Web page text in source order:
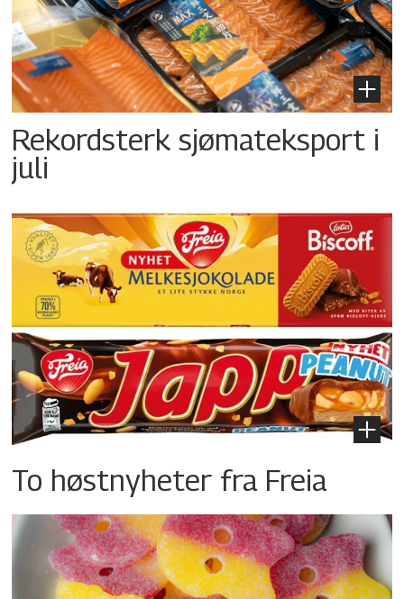
Rekordsterk sjømateksport i
juli
To høstnyheter fra Freia